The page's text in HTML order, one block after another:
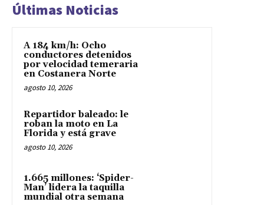
Últimas Noticias
A 184 km/h: Ocho
conductores detenidos
por velocidad temeraria
en Costanera Norte
agosto 10, 2026
Repartidor baleado: le
roban la moto en La
Florida y está grave
agosto 10, 2026
1.665 millones: ‘Spider-
Man’ lidera la taquilla
mundial otra semana